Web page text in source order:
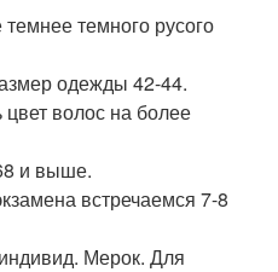
темного русого
одежды 42-44.
волос на более
и выше.
встречаемся 7-8
Мерок. Для